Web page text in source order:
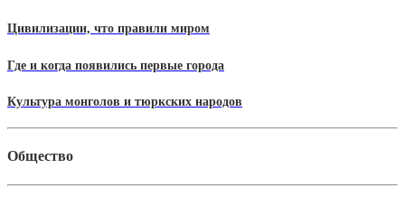
Цивилизации, что правили миром
Где и когда появились первые города
Культура монголов и тюркских народов
Общество